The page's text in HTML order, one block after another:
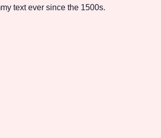
text ever since the 1500s.